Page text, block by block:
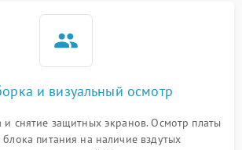
и визуальный осмотр
и снятие защитных экранов. Осмотр платы
блока питания на наличие вздутых